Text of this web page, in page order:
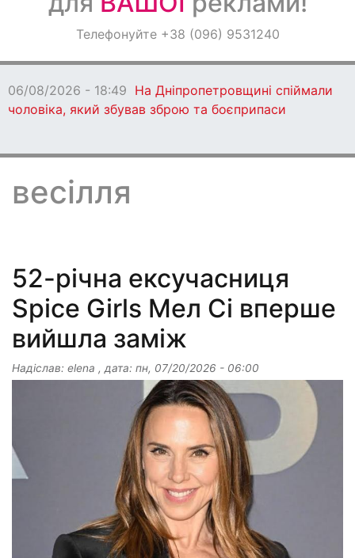
ОголошенняТелефонуйте +38 (096) 9531240
06/08/2026 - 18:47 Ворог протягом дня
бив по Дніпропетровщині: є загиблі
весілля
52-річна ексучасниця
Spice Girls Мел Сі вперше
вийшла заміж
Надіслав: elena , дата: пн, 07/20/2026 - 06:00